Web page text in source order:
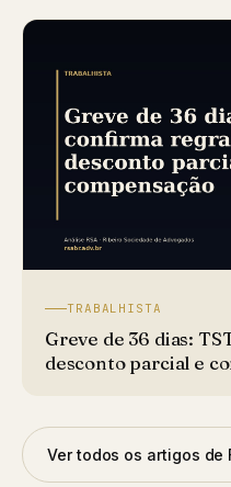
TRABALHISTA
Greve de 36 dias:
desconto parcial e
Ver todos os artigos de